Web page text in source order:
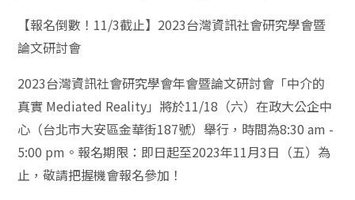
【報名倒數！11/3截止】2023台灣資訊社會研究學會暨
論文研討會
2023台灣資訊社會研究學會年會暨論文研討會「中介的
真實 Mediated Reality」將於11/18（六）在政大公企中
心（台北市大安區金華街187號）舉行，時間為8:30 am -
5:00 pm。報名期限：即日起至2023年11月3日（五）為
止，敬請把握機會報名參加！